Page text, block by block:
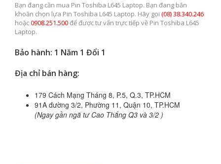
Bạn đang cần mua Pin Toshiba L645 Laptop. Bạn đang băn
khoăn chọn lựa Pin Toshiba L645 Laptop. Hãy gọi (08) 38.340.246
hoặc0908.251.500để được tư vấn trực tiếp về Pin Toshiba L645
Laptop.
Bảo hành: 1 Năm 1 Đổi 1
Địa chỉ bán hàng:
179 Cách Mạng Tháng 8, P.5, Q.3, TP.HCM
91A đường 3/2, Phường 11, Quận 10, TP.HCM
(Ngay gần ngã tư Cao Thắng Q3 và 3/2 )